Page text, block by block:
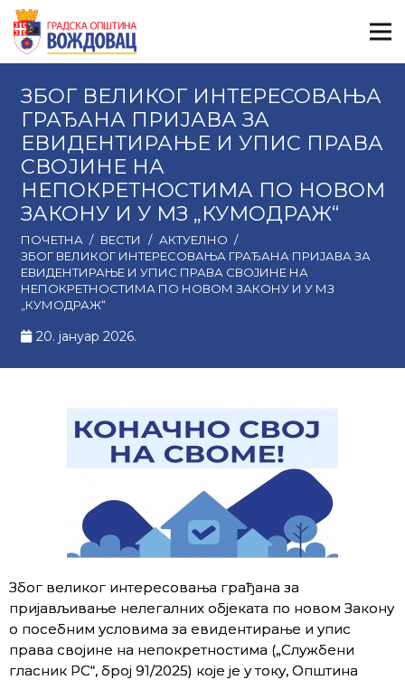
ЗБОГ ВЕЛИКОГ ИНТЕРЕСОВАЊА
ГРАЂАНА ПРИЈАВА ЗА
ЕВИДЕНТИРАЊЕ И УПИС ПРАВА
СВОЈИНЕ НА
НЕПОКРЕТНОСТИМА ПО НОВОМ
ЗАКОНУ И У МЗ „КУМОДРАЖ“
ПОЧЕТНА / ВЕСТИ / АКТУЕЛНО /
ЗБОГ ВЕЛИКОГ ИНТЕРЕСОВАЊА ГРАЂАНА ПРИЈАВА ЗА
ЕВИДЕНТИРАЊЕ И УПИС ПРАВА СВОЈИНЕ НА
НЕПОКРЕТНОСТИМА ПО НОВОМ ЗАКОНУ И У МЗ
„КУМОДРАЖ“
20. јануар 2026.
Због великог интересовања грађана за
пријављивање нелегалних објеката по новом Закону
о посебним условима за евидентирање и упис
права својине на непокретностима („Службени
гласник РС“, број 91/2025) које је у току, Општина